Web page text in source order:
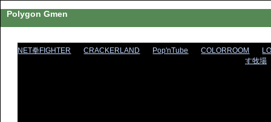
Polygon Gmen
NET拳FIGHTER CRACKERLAND Pop'nTube COLORROOM
す牧場